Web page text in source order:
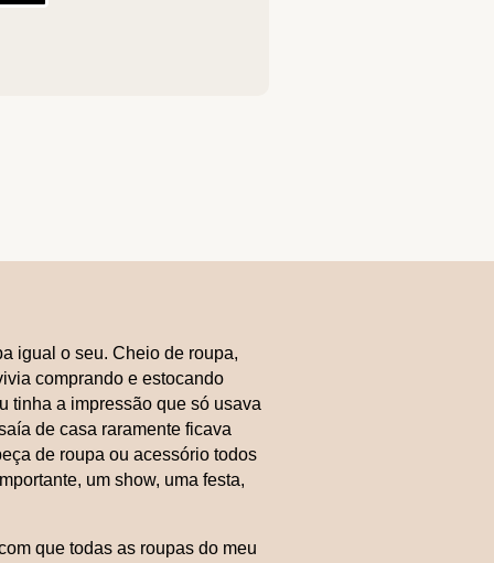
igual o seu. Cheio de roupa,
comprando e estocando
tinha a impressão que só usava
de casa raramente ficava
de roupa ou acessório todos
um show, uma festa,
que todas as roupas do meu